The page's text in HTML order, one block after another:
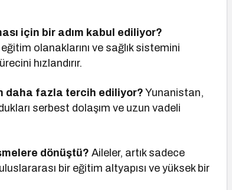
için bir adım kabul ediliyor?
olanaklarını ve sağlık sistemini
hızlandırır.
daha fazla tercih ediliyor? Yunanistan,
serbest dolaşım ve uzun vadeli
dönüştü? Aileler, artık sadece
bir eğitim altyapısı ve yüksek bir